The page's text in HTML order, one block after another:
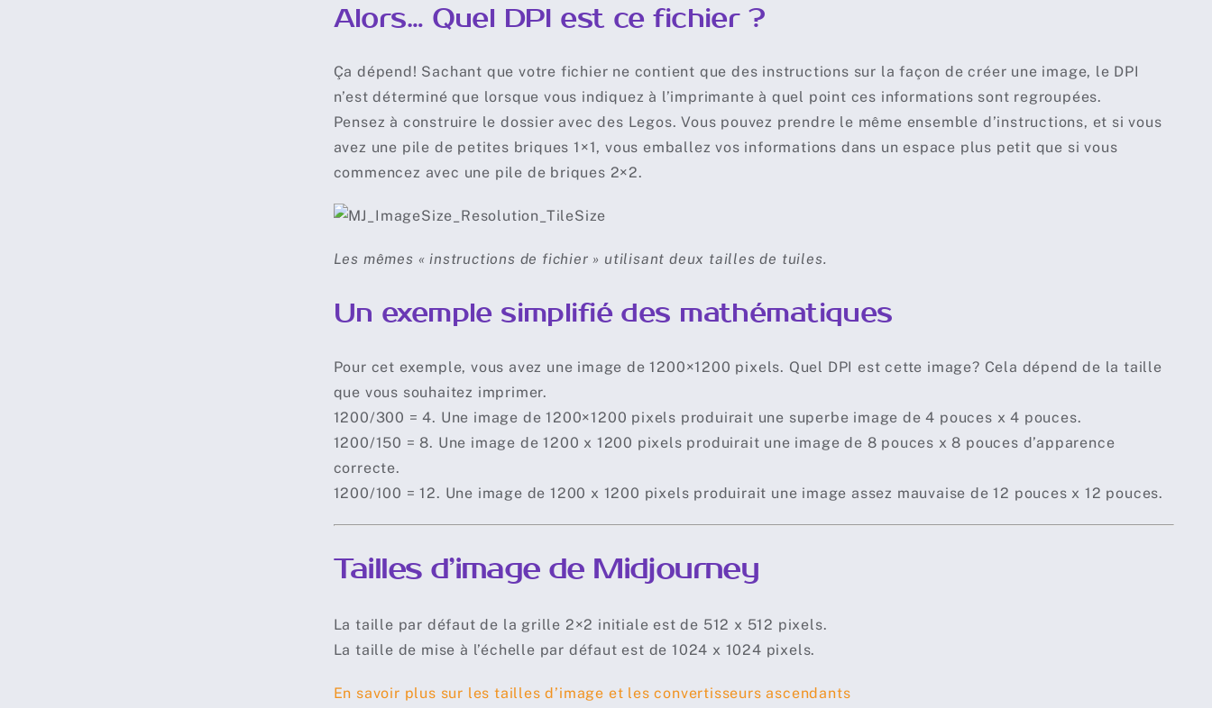
Alors… Quel DPI est ce fichier ?
Ça dépend! Sachant que votre fichier ne contient que des instructions sur la façon de créer une image, le DPI
n’est déterminé que lorsque vous indiquez à l’imprimante à quel point ces informations sont regroupées.
Pensez à construire le dossier avec des Legos. Vous pouvez prendre le même ensemble d’instructions, et si vous
avez une pile de petites briques 1×1, vous emballez vos informations dans un espace plus petit que si vous
commencez avec une pile de briques 2×2.
Les mêmes « instructions de fichier » utilisant deux tailles de tuiles.
Un exemple simplifié des mathématiques
Pour cet exemple, vous avez une image de 1200×1200 pixels. Quel DPI est cette image? Cela dépend de la taille
que vous souhaitez imprimer.
1200/300 = 4. Une image de 1200×1200 pixels produirait une superbe image de 4 pouces x 4 pouces.
1200/150 = 8. Une image de 1200 x 1200 pixels produirait une image de 8 pouces x 8 pouces d’apparence
correcte.
1200/100 = 12. Une image de 1200 x 1200 pixels produirait une image assez mauvaise de 12 pouces x 12 pouces.
Tailles d’image de Midjourney
La taille par défaut de la grille 2×2 initiale est de 512 x 512 pixels.
La taille de mise à l’échelle par défaut est de 1024 x 1024 pixels.
En savoir plus sur les tailles d’image et les convertisseurs ascendants